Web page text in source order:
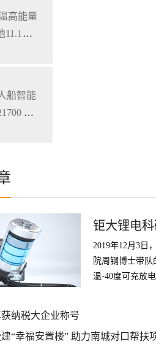
高能量
7
船智能
28.
钜大锂电
2019年12月3日
院周钢博士带
温-40度可充放
纳税大企业称号
“幸福安置楼” 助力南城对口帮扶